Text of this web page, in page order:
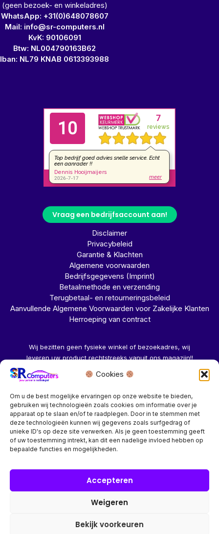
Cookies
Om u de best mogelijke ervaringen op onze website te bieden,
gebruiken wij technologieën zoals cookies om informatie over je
apparaat op te slaan en/of te raadplegen. Door in te stemmen met
deze technologieën kunnen wij gegevens zoals surfgedrag of
unieke ID's op deze site verwerken. Als je geen toestemming geeft
of uw toestemming intrekt, kan dit een nadelige invloed hebben op
bepaalde functies en mogelijkheden.
Accepteren
Weigeren
Bekijk voorkeuren
(geen bezoek- en winkeladres)
WhatsApp: +31(0)648078607
Mail: info@sr-computers.nl
KvK: 90106091
Btw: NL004790163B62
Iban: NL79 KNAB 0613393988
Vraag een bedrijfsaccount aan!
Disclaimer
Privacybeleid
Garantie & Klachten
Algemene voorwaarden
Bedrijfsgegevens (Imprint)
Betaalmethode en verzending
Terugbetaal- en retourneringsbeleid
Aanvullende Algemene Voorwaarden voor Zakelijke Klanten
Herroeping van contract
Wij bezitten geen fysieke winkel of bezoekadres, wij
leveren uw product rechtstreeks vanuit ons magazijn!!
Herroeping aanvragen →
Bedrijf? vraag een account aan voor speciale prijzen!
groothandel account, dan worden automatisch alle prijzen